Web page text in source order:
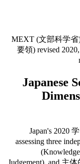
MEXT (文部科学省
要領) revised
Japanese
Japan's 2020
assessing three
Judgement), and 主